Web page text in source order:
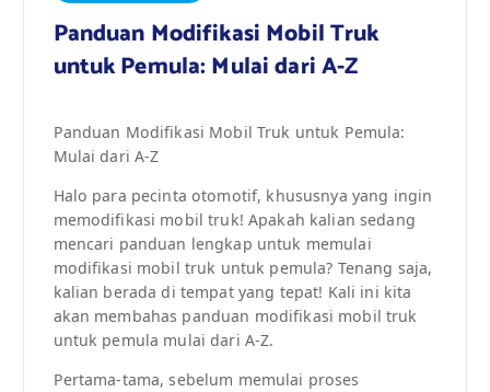
Panduan Modifikasi Mobil Truk
untuk Pemula: Mulai dari A-Z
Panduan Modifikasi Mobil Truk untuk Pemula:
Mulai dari A-Z
Halo para pecinta otomotif, khususnya yang ingin
memodifikasi mobil truk! Apakah kalian sedang
mencari panduan lengkap untuk memulai
modifikasi mobil truk untuk pemula? Tenang saja,
kalian berada di tempat yang tepat! Kali ini kita
akan membahas panduan modifikasi mobil truk
untuk pemula mulai dari A-Z.
Pertama-tama, sebelum memulai proses